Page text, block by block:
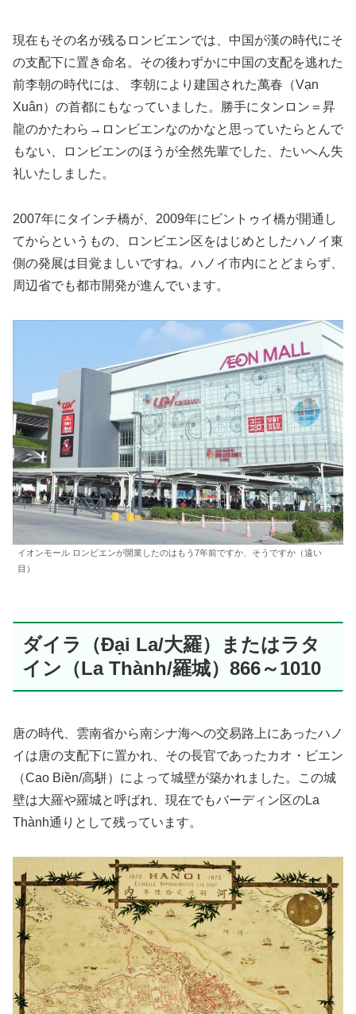
現在もその名が残るロンビエンでは、中国が漢の時代にそ
の支配下に置き命名。その後わずかに中国の支配を逃れた
前李朝の時代には、 李朝により建国された萬春（Vạn
Xuân）の首都にもなっていました。勝手にタンロン＝昇
龍のかたわら→ロンビエンなのかなと思っていたらとんで
もない、ロンビエンのほうが全然先輩でした、たいへん失
礼いたしました。
2007年にタインチ橋が、2009年にビントゥイ橋が開通し
てからというもの、ロンビエン区をはじめとしたハノイ東
側の発展は目覚ましいですね。ハノイ市内にとどまらず、
周辺省でも都市開発が進んでいます。
イオンモール ロンビエンが開業したのはもう7年前ですか、そうですか（遠い
目）
ダイラ（Đại La/大羅）またはラタ
イン（La Thành/羅城）866～1010
唐の時代、雲南省から南シナ海への交易路上にあったハノ
イは唐の支配下に置かれ、その長官であったカオ・ビエン
（Cao Biền/高駢）によって城壁が築かれました。この城
壁は大羅や羅城と呼ばれ、現在でもバーディン区のLa
Thành通りとして残っています。